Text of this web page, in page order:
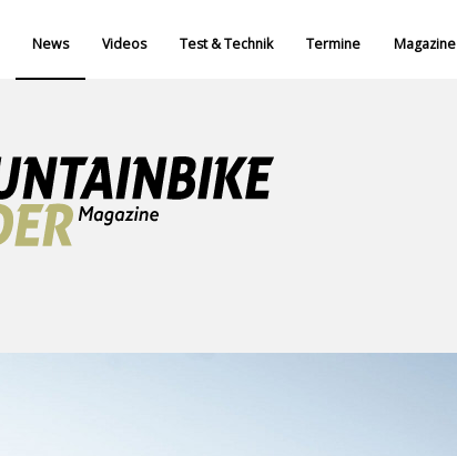
News Videos Test & Technik Termine Magazine